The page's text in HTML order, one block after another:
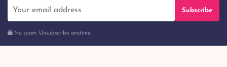
Subscribe
No spam. Unsubscribe anytime.